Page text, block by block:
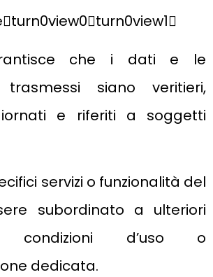
che i dati e le
trasmessi siano veritieri,
e riferiti a soggetti
servizi o funzionalità del
subordinato a ulteriori
condizioni d’uso o
dedicata.